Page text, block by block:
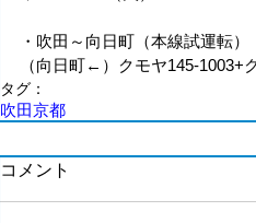
・吹田～向日町（本線試運転）
（向日町←）クモヤ145-1003+
タグ：
吹田京都
コメント